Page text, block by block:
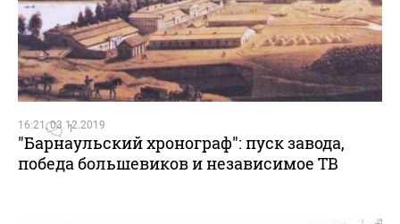
16:21, 03.12.2019
1
"Барнаульский хронограф": пуск завода,
победа большевиков и независимое ТВ